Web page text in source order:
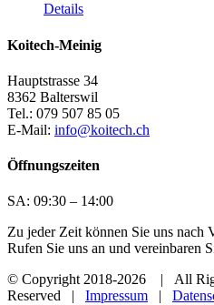
Details
Koitech-Meinig
Hauptstrasse 34
8362 Balterswil
Tel.: 079 507 85 05
E-Mail: info@koitech.ch
Öffnungszeiten
SA: 09:30 – 14:00
Zu jeder Zeit können Sie uns nach
Rufen Sie uns an und vereinbaren
© Copyright 2018-2026 | All
Reserved | Impressum |